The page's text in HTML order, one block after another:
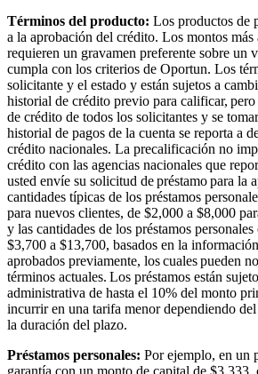
Términos del producto: Los productos de
a la aprobación del crédito. Los montos más
requieren un gravamen preferente sobre un
cumpla con los criterios de Oportun. Los
solicitante y el estado y están sujetos a
historial de crédito previo para calificar, pero
de crédito de todos los solicitantes y se
historial de pagos de la cuenta se reporta a
crédito nacionales. La precalificación no
crédito con las agencias nacionales que
usted envíe su solicitud de préstamo para la
cantidades típicas de los préstamos
para nuevos clientes, de $2,000 a $8,000
y las cantidades de los préstamos
$3,700 a $13,700, basados en la
aprobados previamente, los cuales pueden
términos actuales. Los préstamos están
administrativa de hasta el 10% del monto
incurrir en una tarifa menor dependiendo
la duración del plazo.
Préstamos personales: Por ejemplo, en un